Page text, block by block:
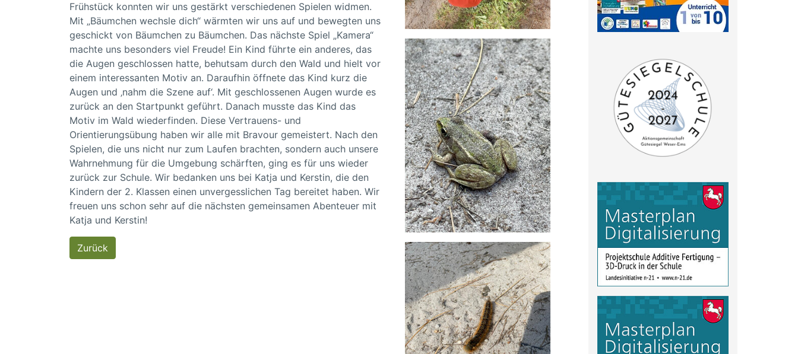
Frühstück konnten wir uns gestärkt verschiedenen Spielen widmen.
Mit „Bäumchen wechsle dich“ wärmten wir uns auf und bewegten uns
geschickt von Bäumchen zu Bäumchen. Das nächste Spiel „Kamera“
machte uns besonders viel Freude! Ein Kind führte ein anderes, das
die Augen geschlossen hatte, behutsam durch den Wald und hielt vor
einem interessanten Motiv an. Daraufhin öffnete das Kind kurz die
Augen und ‚nahm die Szene auf‘. Mit geschlossenen Augen wurde es
zurück an den Startpunkt geführt. Danach musste das Kind das
Motiv im Wald wiederfinden. Diese Vertrauens- und
Orientierungsübung haben wir alle mit Bravour gemeistert. Nach den
Spielen, die uns nicht nur zum Laufen brachten, sondern auch unsere
Wahrnehmung für die Umgebung schärften, ging es für uns wieder
zurück zur Schule. Wir bedanken uns bei Katja und Kerstin, die den
Kindern der 2. Klassen einen unvergesslichen Tag bereitet haben. Wir
freuen uns schon sehr auf die nächsten gemeinsamen Abenteuer mit
Katja und Kerstin!
Zurück